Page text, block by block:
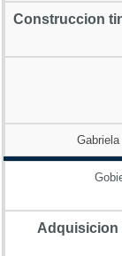
Construccion
Adquisicion